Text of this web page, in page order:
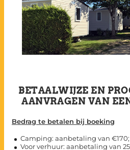
BETAALWIJZE EN
AANVRAGEN VAN
Bedrag te betalen bij boeking
Camping: aanbetaling van €170;
Voor verhuur: aanbetaling van